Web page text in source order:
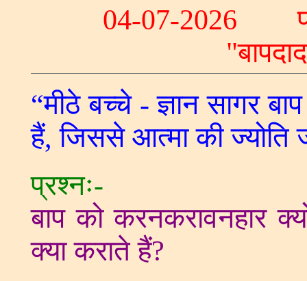
04-07-2026
“मीठे बच्चे - ज्ञान सागर
हैं, जिससे आत्मा की ज्योति
प्रश्नः-
बाप को करनकरावनहार
क्या कराते हैं?